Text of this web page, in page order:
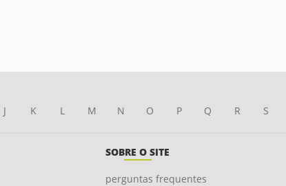
J K L M N O P Q R S
SOBRE O SITE
perguntas frequentes